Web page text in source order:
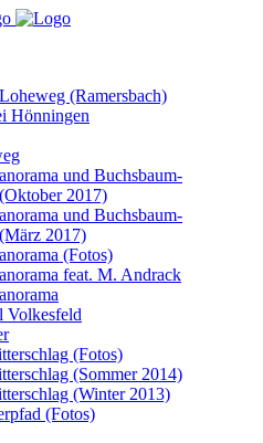
(Ramersbach)
Hönningen
und Buchsbaum-
2017)
und Buchsbaum-
2017)
(Fotos)
feat. M. Andrack
Volkesfeld
(Fotos)
(Sommer 2014)
(Winter 2013)
(Fotos)